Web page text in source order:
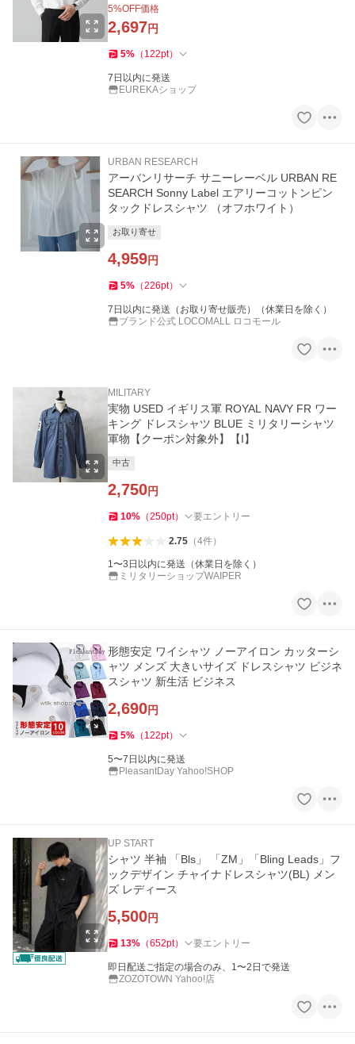
5%OFF価格
2,697円
5% （ 122pt）
7日以内に発送
EUREKAショップ
URBAN RESEARCH
アーバンリサーチ サニーレーベル URBAN RE
SEARCH Sonny Label エアリーコットンピン
タックドレスシャツ （オフホワイト）
お取り寄せ
4,959円
5% （226pt）
7日以内に発送（お取り寄せ販売）（休業日を除く）
ブランド公式 LOCOMALL ロコモール
MILITARY
実物 USED イギリス軍 ROYAL NAVY FR ワー
キング ドレスシャツ BLUE ミリタリーシャツ
軍物【クーポン対象外】【I】
中古
2,750円
10% （250pt） 要エントリー
2.75（4件）
1〜3日以内に発送（休業日を除く）
ミリタリーショップWAIPER
形態安定 ワイシャツ ノーアイロン カッターシ
ャツ メンズ 大きいサイズ ドレスシャツ ビジネ
スシャツ 新生活 ビジネス
2,690円
5% （ 122pt）
5〜7日以内に発送
PleasantDay Yahoo!SHOP
UP START
シャツ 半袖 「Bls」 「ZM」「Bling Leads」フ
ックデザイン チャイナドレスシャツ(BL) メン
ズ レディース
5,500円
13% （652pt） 要エントリー
即日配送ご指定の場合のみ、1〜2日で発送
ZOZOTOWN Yahoo!店